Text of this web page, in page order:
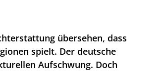
übersehen, dass
spielt. Der deutsche
Aufschwung. Doch